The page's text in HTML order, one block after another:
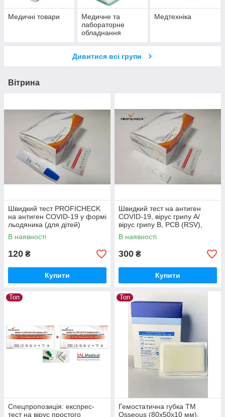
Медичні товари
Медичне та
лабораторне
обладнання
Медтехніка
Дивитися всі групи
Вітрина
Швидкий тест PROFICHECK
на антиген COVID-19 у формі
льодяника (для дітей)
В наявності
120 ₴
Купити
Швидкий тест на антиген
COVID-19, вірус грипу А/
вірус грипу В, РСВ (RSV),
АДВ (ADV), мікоплазмену
пневмонію
В наявності
300 ₴
Купити
Топ
Спецпропозиція: експрес-
тест на вірус простого
Топ
Гемостатична губка TM
Osseous (80х50х10 мм),